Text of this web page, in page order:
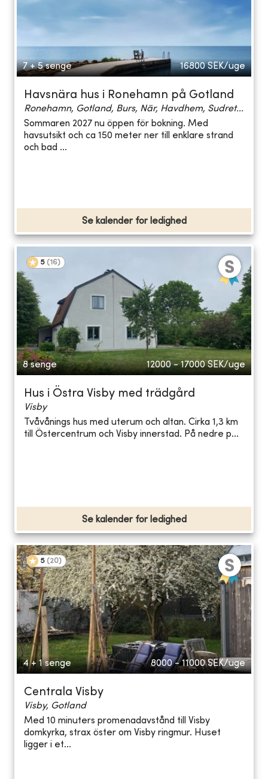
7 + 5 senge 16800 SEK/uge
Havsnära hus i Ronehamn på Gotland
Ronehamn, Gotland, Burs, När, Havdhem, Sudret...
Sommaren 2027 nu öppen för bokning. Med
havsutsikt och ca 150 meter ner till enklare strand
och bad ...
Se kalender for ledighed
5 (16)
8 senge 12000 - 17000 SEK/uge
Hus i Östra Visby med trädgård
Visby
Tvåvånings hus med uterum och altan. Cirka 1,3 km
till Östercentrum och Visby innerstad. På nedre p...
Se kalender for ledighed
5 (20)
4 + 1 senge 8000 - 11000 SEK/uge
Centrala Visby
Visby, Gotland
Med 10 minuters promenadavstånd till Visby
domkyrka, strax öster om Visby ringmur. Huset
ligger i et...